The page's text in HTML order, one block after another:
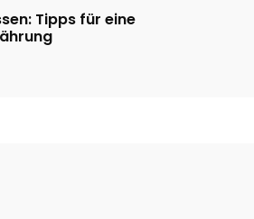
Tipps für eine